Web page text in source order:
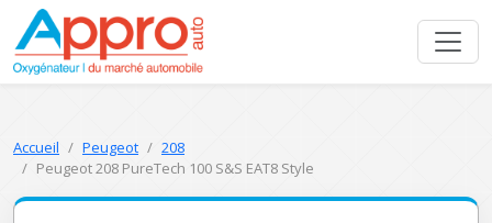
Accueil Peugeot
208
Peugeot 208 PureTech 100 S&S EAT8 Style